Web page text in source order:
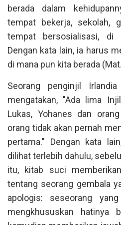
berada dalam
tempat bekerja, sekolah,
tempat bersosialisasi, di
Dengan kata lain, ia harus
di mana pun kita berada
Seorang penginjil
mengatakan, "Ada lima
Lukas, Yohanes dan
orang tidak akan pernah
pertama." Dengan kata
dilihat terlebih dahulu,
itu, kitab suci
tentang seorang gembala
apologis: seseorang
mengkhususkan hatinya